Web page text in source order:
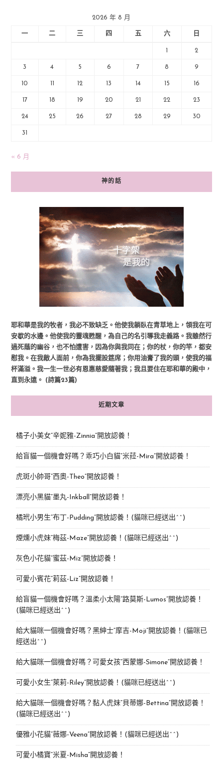
2026 年 8 月
一 二 三 四 五 六 日
2
3 4 5 6 7 8 9
10 12 13 14 15 16
17 18 19 20 21 22 23
24 25 26 27 28 29 30
31
« 6 月
神的話
耶和華是我的牧者，我必不致缺乏。他使我躺臥在青草地上，領我在可
安歇的水邊。他使我的靈魂甦醒，為自己的名引導我走義路。我雖然行
過死蔭的幽谷，也不怕遭害，因為你與我同在；你的杖，你的竿，都安
慰我。在我敵人面前，你為我擺設筵席；你用油膏了我的頭，使我的福
杯滿溢。我一生一世必有恩惠慈愛隨著我；我且要住在耶和華的殿中，
直到永遠。 (詩篇23篇)
近期文章
橘子小美女“辛妮雅-Zinnia”開放認養！
給盲貓一個機會好嗎？乖巧小白貓“米菈-Mira”開放認養！
虎斑小帥哥“西奧-Theo”開放認養！
漂亮小黑貓“墨丸-Inkball”開放認養！
橘玳小男生“布丁-Pudding”開放認養！(貓咪已經送出^^)
煙燻小虎妹“梅茲-Maze”開放認養！(貓咪已經送出^^)
灰色小花貓“蜜茲-Miz”開放認養！
可愛小賓花“莉茲-Liz”開放認養！
給盲貓一個機會好嗎？溫柔小太陽“路莫斯-Lumos”開放認養！
(貓咪已經送出^^)
給大貓咪一個機會好嗎？黑紳士“摩吉-Moji”開放認養！(貓咪已
經送出^^)
給大貓咪一個機會好嗎？可愛女孩“西蒙娜-Simone“開放認養！
可愛小女生“萊莉-Riley”開放認養！(貓咪已經送出^^)
給大貓咪一個機會好嗎？黏人虎妹“貝蒂娜-Bettina”開放認養！
(貓咪已經送出^^)
優雅小花貓“薇娜-Veena”開放認養！(貓咪已經送出^^)
可愛小橘寶”米夏-Misha”開放認養！